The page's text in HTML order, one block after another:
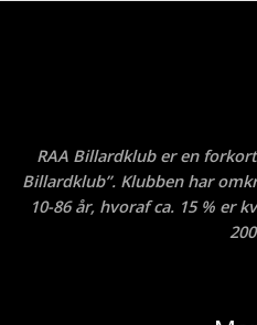
RAA Billardklub er en
Billardklub”. Klubben har
10-86 år, hvoraf ca. 15 % er